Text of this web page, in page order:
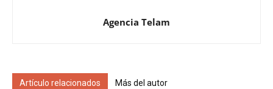
Agencia Telam
Artículo relacionados Más del autor